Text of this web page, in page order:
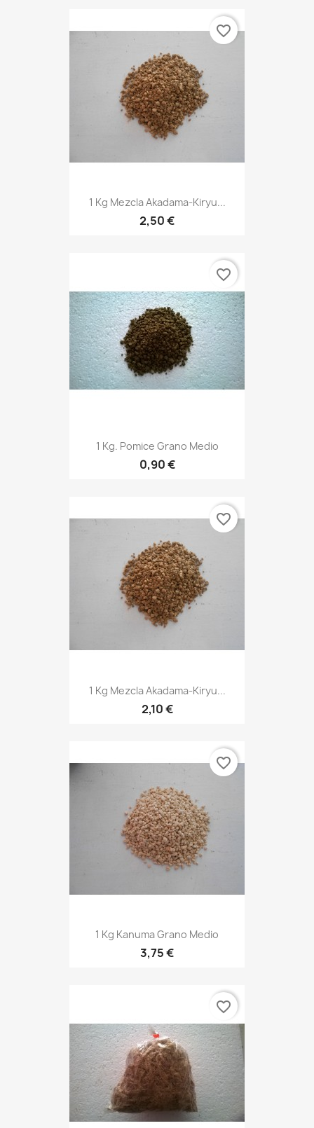
1 Kg Mezcla Akadama-Kiryu...
2,50 €
favorite_border
1 Kg. Pomice Grano Medio
0,90 €
favorite_border
1 Kg Mezcla Akadama-Kiryu...
2,10 €
favorite_border
1 Kg Kanuma Grano Medio
3,75 €
favorite_border
favorite_border